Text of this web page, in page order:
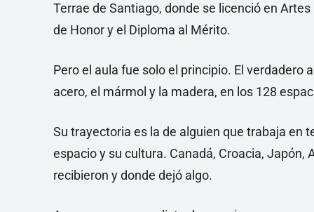
Terrae de Santiago, donde se licenció en
de Honor y el Diploma al Mérito.
Pero el aula fue solo el principio. El verdadero
acero, el mármol y la madera, en los 128
Su trayectoria es la de alguien que trabaja en
espacio y su cultura. Canadá, Croacia, Japón,
recibieron y donde dejó algo.